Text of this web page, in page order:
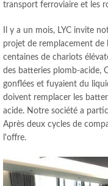
transport ferroviaire et les
Il y a un mois, LYC invite
projet de remplacement de
centaines de chariots
des batteries plomb-acide,
gonflées et fuyaient du
doivent remplacer les
acide. Notre société a
Après deux cycles de
l'offre.